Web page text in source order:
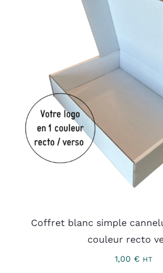
Coffret blanc simple
couleur recto
1,00 € HT